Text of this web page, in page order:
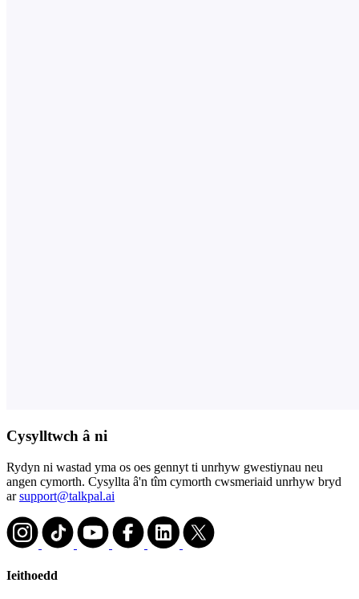
Cysylltwch â ni
Rydyn ni wastad yma os oes gennyt ti unrhyw gwestiynau neu
angen cymorth. Cysyllta â'n tîm cymorth cwsmeriaid unrhyw bryd
arsupport@talkpal.ai
Ieithoedd